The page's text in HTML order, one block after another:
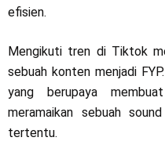
efisien.
Mengikuti tren di Tiktok
sebuah konten menjadi
yang berupaya
meramaikan sebuah
tertentu.